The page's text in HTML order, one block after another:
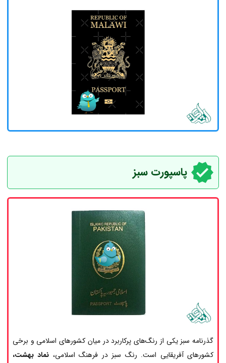
پاسپورت سبز
گذرنامه سبز یکی از رنگ‌های پرکاربرد در میان کشورهای اسلامی و برخی
کشورهای آفریقایی است. رنگ سبز در فرهنگ اسلامی، نماد بهشت،